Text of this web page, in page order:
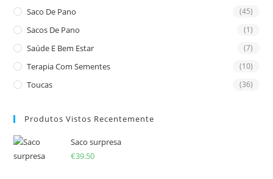
Saco De Pano (45)
Sacos De Pano (1)
Saúde E Bem Estar (7)
Terapia Com Sementes (10)
Toucas (36)
Produtos Vistos Recentemente
Saco surpresa
€39.50